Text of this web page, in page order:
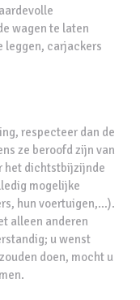
wagen te laten
leggen, carjackers
respecteer dan de
ze beroofd zijn van
het dichtstbijzijnde
mogelijke
hun voertuigen,…).
alleen anderen
u wenst
doen, mocht u